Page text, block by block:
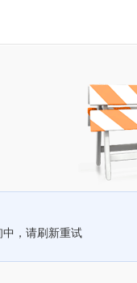
中，请刷新重试